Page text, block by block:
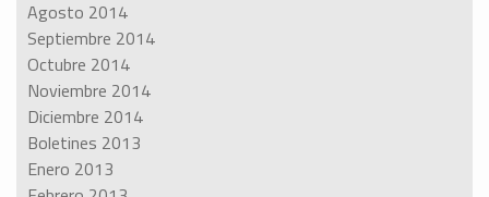
Agosto 2014
Septiembre 2014
Octubre 2014
Noviembre 2014
Diciembre 2014
Boletines 2013
Enero 2013